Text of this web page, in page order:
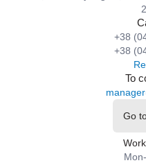
+38
+38
To
Go